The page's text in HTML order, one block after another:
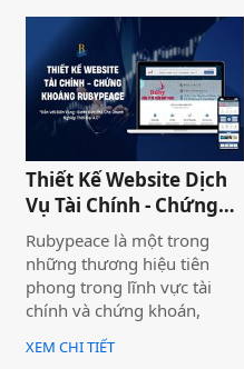
sắc. Một trang web bán
laptop trực tuyến có thể
cung cấp hình ảnh của một
thương hiệu hoặc nhiều
thương hiệu và nó giúp cho
khách hàng có cái nhìn chân
thực khách quan hơn, tiếp
cận nhiều thông tin hơn về
sản phẩm mà họ đang lựa
chọn
Thiết Kế Website Dịch
Vụ Tài Chính - Chứng
Khoán Rubypeace
Rubypeace là một trong
những thương hiệu tiên
phong trong lĩnh vực tài
chính và chứng khoán,
mang đến cho khách hàng
giải pháp đầu tư hiệu quả,
XEM CHI TIẾT